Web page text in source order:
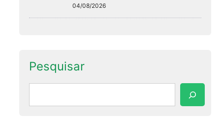
04/08/2026
Pesquisar